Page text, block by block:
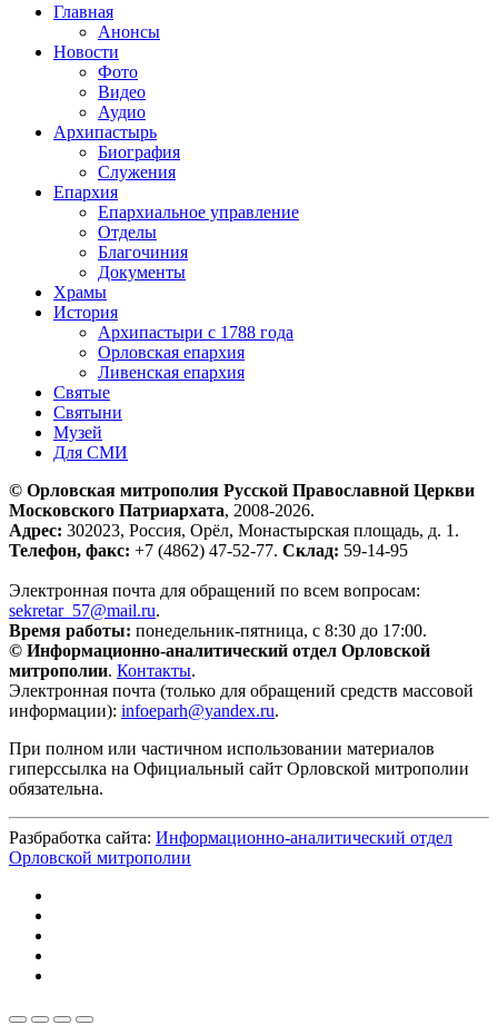
Главная
Анонсы
Новости
Фото
Видео
Аудио
Архипастырь
Биография
Служения
Епархия
Епархиальное управление
Отделы
Благочиния
Документы
Храмы
История
Архипастыри с 1788 года
Орловская епархия
Ливенская епархия
Святые
Святыни
Музей
Для СМИ
© Орловская митрополия Русской Православной Церкви
Московского Патриархата, 2008-2026.
Адрес: 302023, Россия, Орёл, Монастырская площадь, д. 1.
Телефон, факс: +7 (4862) 47-52-77. Склад: 59-14-95
Электронная почта для обращений по всем вопросам:
sekretar_57@mail.ru.
Время работы: понедельник-пятница, с 8:30 до 17:00.
© Информационно-аналитический отдел Орловской
митрополии. Контакты.
Электронная почта (только для обращений средств массовой
информации): infoeparh@yandex.ru.
При полном или частичном использовании материалов
гиперссылка на Официальный сайт Орловской митрополии
обязательна.
Разбработка сайта: Информационно-аналитический отдел
Орловской митрополии